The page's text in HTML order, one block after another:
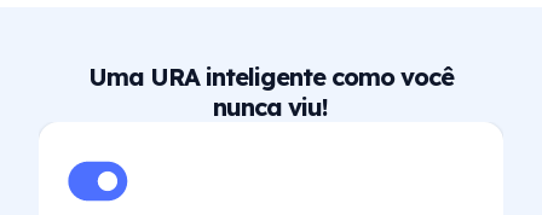
Uma URA inteligente como você
nunca viu!